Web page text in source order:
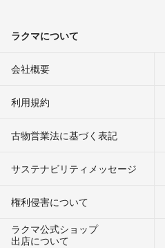
ラクマについて
会社概要
利用規約
古物営業法に基づく表記
サステナビリティメッセージ
権利侵害について
ラクマ公式ショップ
出店について